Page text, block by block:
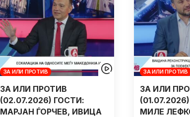
ЗА ИЛИ ПРОТИВ
ЗА ИЛИ ПРОТИВ
(02.07.2026) ГОСТИ:
МАРЈАН ЃОРЧЕВ, ИВИЦА
ЗА ИЛИ ПРОТИВ
ЗА ИЛИ
МИЛЕ